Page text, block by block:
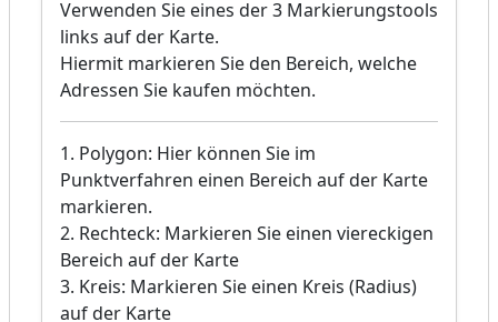
Verwenden Sie eines der 3 Markierungstools
links auf der Karte.
Hiermit markieren Sie den Bereich, welche
Adressen Sie kaufen möchten.
1. Polygon: Hier können Sie im
Punktverfahren einen Bereich auf der Karte
markieren.
2. Rechteck: Markieren Sie einen viereckigen
Bereich auf der Karte
3. Kreis: Markieren Sie einen Kreis (Radius)
auf der Karte